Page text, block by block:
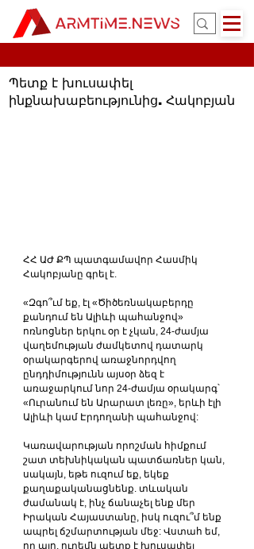
Պետք է խուսափել
ինքնախաբեությունից. Հակոբյան
ՀՀ ԱԺ ՔՊ պատգամավոր Հասմիկ
Հակոբյանը գրել է.
«Զգո՞ւմ եք, էլ «Ծիծեռնակաբերդը
քանդում են Ալիևի պահանջով»
ոռնոցներ երկու օր է չկան, 24-ժամյա
վաղեմության ժամկետով դատարկ
օրակարգերով առաջնորդվող
ընդդիմությունն այսօր ձեզ է
առաջարկում նոր 24-ժամյա օրակարգ՝
«Ուրանում են Արարատ լեռը», երևի էլի
Ալիևի կամ Էրդողանի պահանջով:
Կառավարության որոշման հիմքում
շատ տեխնիկական պատճառներ կան,
սակայն, եթե ուզում եք, եկեք
քաղաքականացնենք. տևական
ժամանակ է, ինչ ճանաչել ենք մեր
Իրական Հայաստանը, իսկ ուզու՞մ ենք
ապրել ճշմարտության մեջ: Վստահ եմ,
որ այո, ուրեմն պետք է խուսափել